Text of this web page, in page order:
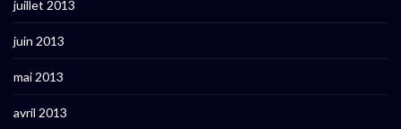
juillet 2013
juin 2013
mai 2013
avril 2013